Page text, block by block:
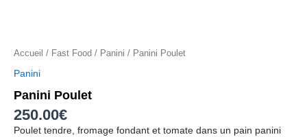
Accueil / Fast Food / Panini / Panini Poulet
Panini
Panini Poulet
250.00€
Poulet tendre, fromage fondant et tomate dans un pain panini